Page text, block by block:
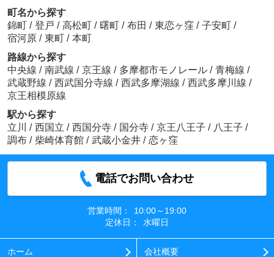
町名から探す
錦町 / 登戸 / 高松町 / 曙町 / 布田 / 東恋ヶ窪 / 子安町 /
宿河原 / 東町 / 本町
路線から探す
中央線 / 南武線 / 京王線 / 多摩都市モノレール / 青梅線 /
武蔵野線 / 西武国分寺線 / 西武多摩湖線 / 西武多摩川線 /
京王相模原線
駅から探す
立川
/ 西国立 / 西国分寺 / 国分寺 / 京王八王子 / 八王子 /
調布 / 柴崎体育館 / 武蔵小金井 / 恋ヶ窪
電話でお問い合わせ
営業時間：
10:00～19:00
定休日：
水曜日
ホーム 会社概要